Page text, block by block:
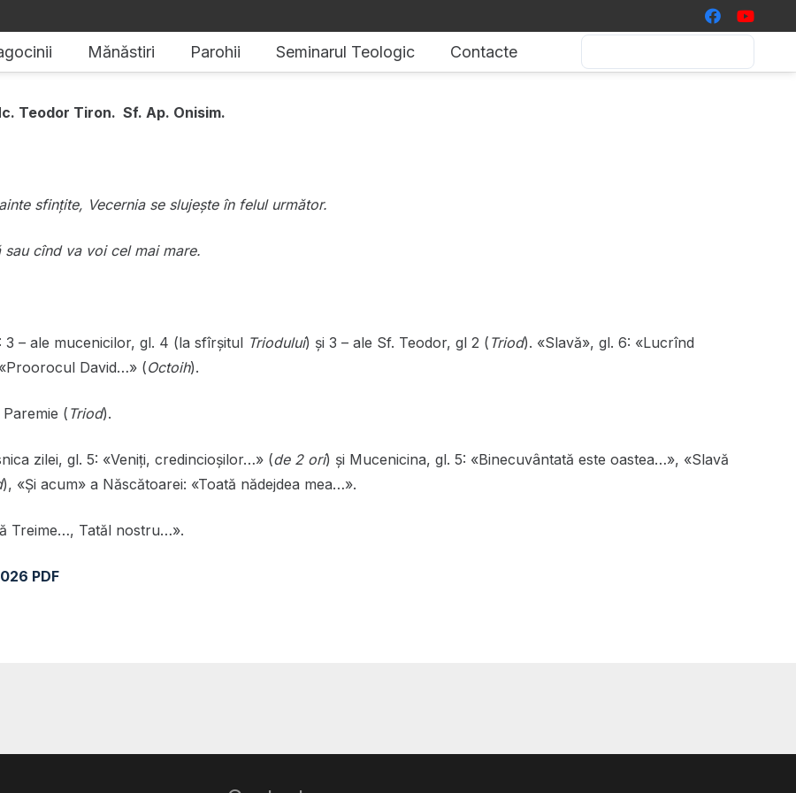
Mănăstiri Parohii Seminarul Teologic Contacte
Teodor Tiron. Sf. Ap. Onisim.
sfințite, Vecernia se slujește în felul următor.
cînd va voi cel mai mare.
3 – ale mucenicilor, gl. 4 (la sfîrșitul Triodului) și 3 – ale Sf. Teodor, gl 2 ( Triod). «Slavă», gl. 6: «Lucrînd
David…» (Octoih).
( Triod).
zilei, gl. 5: «Veniți, credincioșilor…» (de 2 ori) și Mucenicina, gl. 5: «Binecuvântată este oastea…», «Slavă
), «Și acum» a Născătoarei: «Toată nădejdea mea…».
Treime…, Tatăl nostru…».
PDF